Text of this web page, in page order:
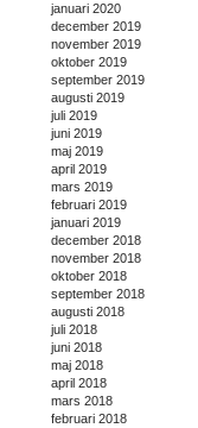
januari 2020
december 2019
november 2019
oktober 2019
september 2019
augusti 2019
juli 2019
juni 2019
maj 2019
april 2019
mars 2019
februari 2019
januari 2019
december 2018
november 2018
oktober 2018
september 2018
augusti 2018
juli 2018
juni 2018
maj 2018
april 2018
mars 2018
februari 2018